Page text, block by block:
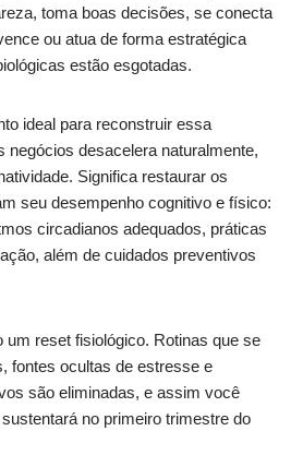
toma boas decisões, se conecta
ou atua de forma estratégica
estão esgotadas.
ideal para reconstruir essa
negócios desacelera naturalmente,
Significa restaurar os
seu desempenho cognitivo e físico:
circadianos adequados, práticas
além de cuidados preventivos
um reset fisiológico. Rotinas que se
fontes ocultas de estresse e
são eliminadas, e assim você
no primeiro trimestre do